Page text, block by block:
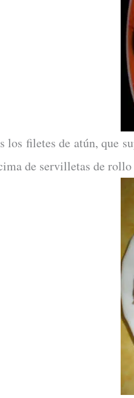
los filetes de atún, que
de servilletas de rollo